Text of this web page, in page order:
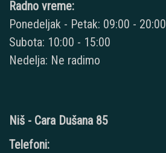
Radno vreme:
Ponedeljak - Petak: 09:00 - 20:00
Subota: 10:00 - 15:00
Nedelja: Ne radimo
Niš - Cara Dušana 85
Telefoni: